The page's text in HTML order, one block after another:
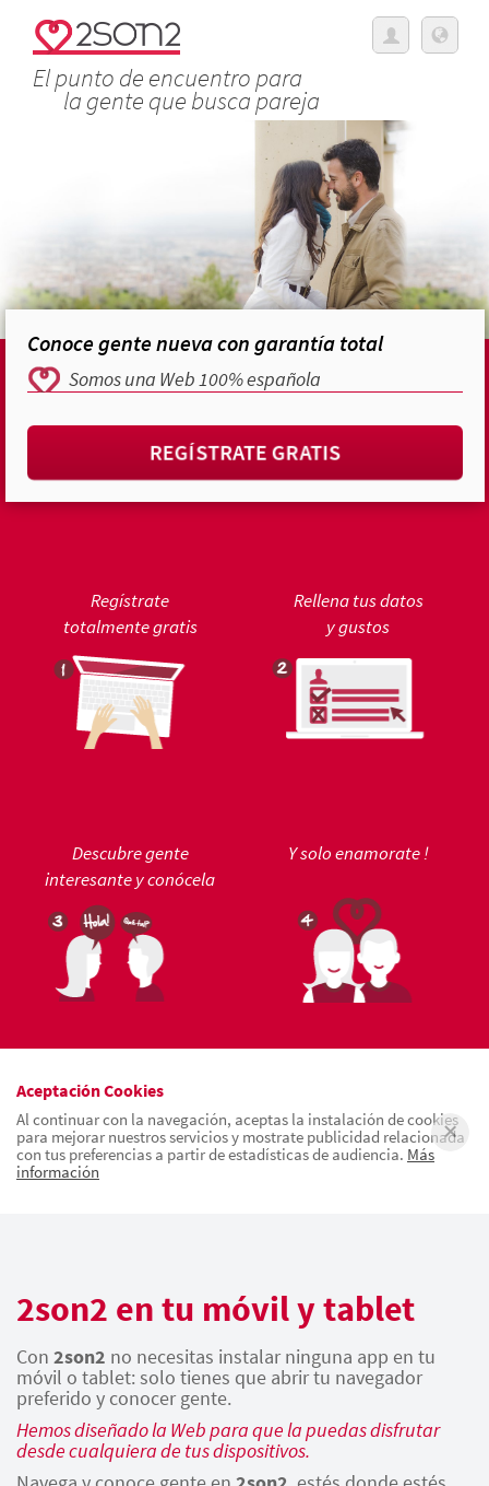
El punto de encuentro para
la gente que busca pareja
Conoce gente nueva con garantía total
Somos una Web 100% española
REGÍSTRATE GRATIS
Regístrate
totalmente gratis
Rellena tus datos
y gustos
Descubre gente
interesante y conócela
Y solo enamorate !
Aceptación Cookies
Al continuar con la navegación, aceptas la instalación de cookies
para mejorar nuestros servicios y mostrate publicidad relacionada
con tus preferencias a partir de estadísticas de audiencia. Más
información
2son2 en tu móvil y tablet
Con 2son2 no necesitas instalar ninguna app en tu
móvil o tablet: solo tienes que abrir tu navegador
preferido y conocer gente.
Hemos diseñado la Web para que la puedas disfrutar
desde cualquiera de tus dispositivos.